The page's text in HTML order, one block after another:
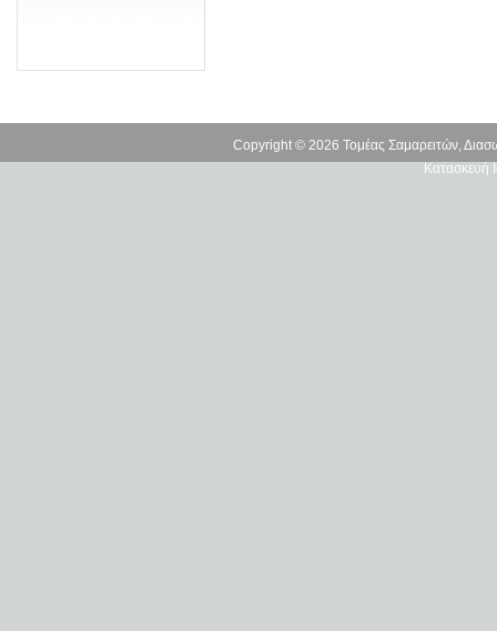
Copyright © 2026 Τομέας Σαμαρειτών,
Κατασκευή